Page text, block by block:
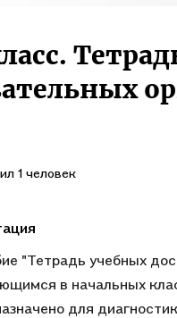
1 человек
"Тетрадь учебных
в начальных
для